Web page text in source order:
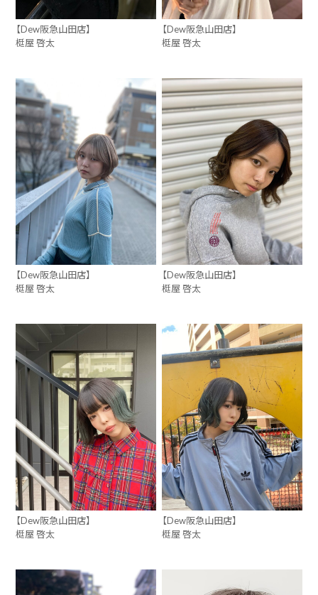
【Dew阪急山田店】
梃屋 啓太
【Dew阪急山田店】
梃屋 啓太
【Dew阪急山田店】
梃屋 啓太
【Dew阪急山田店】
梃屋 啓太
【Dew阪急山田店】
梃屋 啓太
【Dew阪急山田店】
梃屋 啓太